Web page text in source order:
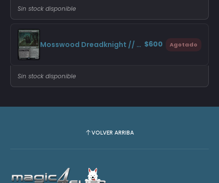
Sin stock disponible
Mosswood Dreadknight // Dread Whispers (Promo Pack) $600 Agotado
Sin stock disponible
VOLVER ARRIBA